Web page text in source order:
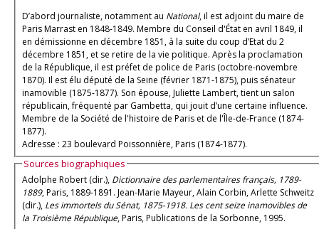
D’abord journaliste, notamment au National, il est adjoint du maire de
Paris Marrast en 1848-1849. Membre du Conseil d'État en avril 1849, il
en démissionne en décembre 1851, à la suite du coup d’Etat du 2
décembre 1851, et se retire de la vie politique. Après la proclamation
de la République, il est préfet de police de Paris (octobre-novembre
1870). Il est élu député de la Seine (février 1871-1875), puis sénateur
inamovible (1875-1877). Son épouse, Juliette Lambert, tient un salon
républicain, fréquenté par Gambetta, qui jouit d’une certaine influence.
Membre de la Société de l'histoire de Paris et de l'Île-de-France (1874-
1877).
Adresse : 23 boulevard Poissonnière, Paris (1874-1877).
Sources biographiques
Adolphe Robert (dir.), Dictionnaire des parlementaires français, 1789-
1889, Paris, 1889-1891. Jean-Marie Mayeur, Alain Corbin, Arlette Schweitz
(dir.), Les immortels du Sénat, 1875-1918. Les cent seize inamovibles de
la Troisième République, Paris, Publications de la Sorbonne, 1995.